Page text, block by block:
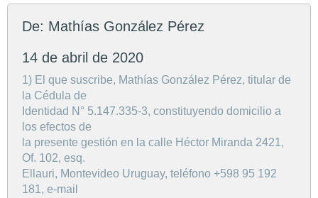
De: Mathías González Pérez
14 de abril de 2020
1) El que suscribe, Mathías González Pérez, titular de
la Cédula de
Identidad N° 5.147.335-3, constituyendo domicilio a
los efectos de
la presente gestión en la calle Héctor Miranda 2421,
Of. 102, esq.
Ellauri, Montevideo Uruguay, teléfono +598 95 192
181, e-mail